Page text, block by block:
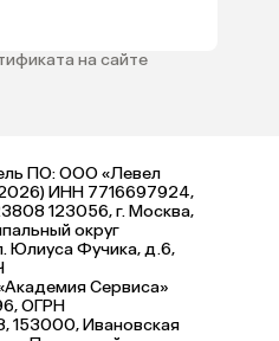
на сайте
ПО: ООО «Левел
2026) ИНН 7716697924,
123056, г. Москва,
округ
Юлиуса Фучика, д.6,
Сервиса»
ОГРН
153000, Ивановская